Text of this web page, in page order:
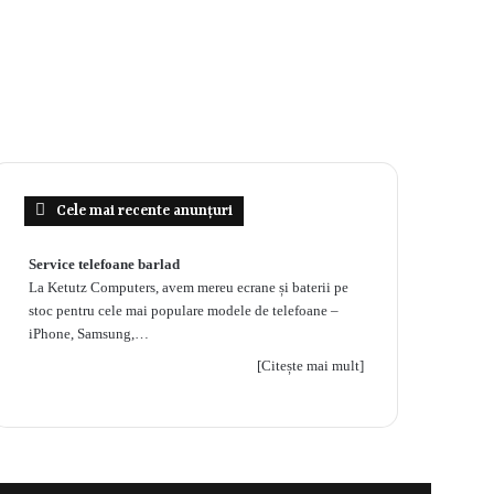
Cele mai recente anunțuri
Service telefoane barlad
La Ketutz Computers, avem mereu ecrane și baterii pe
stoc pentru cele mai populare modele de telefoane –
iPhone, Samsung,…
[Citește mai mult]